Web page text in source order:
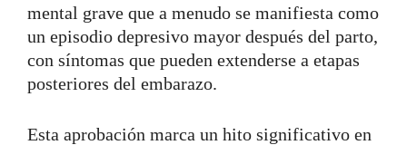
mental grave que a menudo se manifiesta como
un episodio depresivo mayor después del parto,
con síntomas que pueden extenderse a etapas
posteriores del embarazo.
Esta aprobación marca un hito significativo en